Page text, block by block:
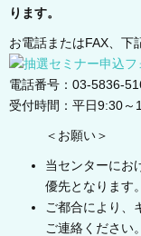
ります。
お電話またはFAX、下
電話番号：03-5836-
受付時間：平日9:30
＜お願い＞
当センターにお
優先となります。
ご都合により、
ご連絡ください。